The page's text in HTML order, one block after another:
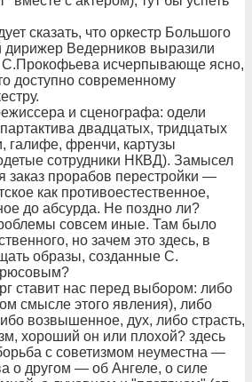
сказать, что оркестр Большого
дирижер Ведерников выразили
исчерпывающе ясно,
доступно современному
и сценографа: одели
двадцатых, тридцатых
галифе, френчи, картузы
сотрудники НКВД). Замысел
заказ прорабов перестройки —
как противоестественное,
до абсурда. Не поздно ли?
совсем иные. Там было
но зачем это здесь, в
образы, созданные С.
ставит нас перед выбором: либо
смысле этого явления), либо
возвышенное, дух, либо страсть,
хороший он или плохой? здесь
с советизмом неуместна —
о другом — об Ангеле, о силе